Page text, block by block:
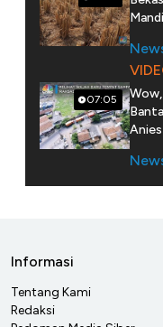
07:05
Anies
Informasi
Tentang Kami
Redaksi